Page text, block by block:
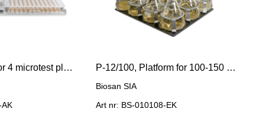
IPP-4, Platform or 4 microtest plates P-12/100, Platform for 100-150 ml flasks (12 places)
Biosan SIA
Art nr: BS-010108-EK